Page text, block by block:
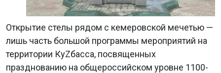
Открытие стелы рядом с кемеровской мечетью —
лишь часть большой программы мероприятий на
территории КуZбасса, посвященных
празднованию на общероссийском уровне 1100-